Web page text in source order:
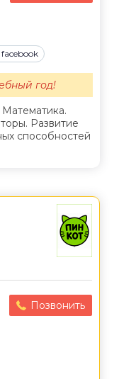
facebook
Развитие
способностей
год!
Позвонить